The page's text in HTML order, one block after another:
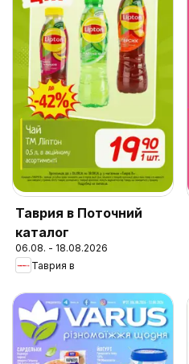
Таврия в Поточний
каталог
06.08. - 18.08.2026
Таврия в